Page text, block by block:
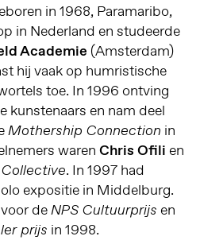
in 1968, Paramaribo,
in Nederland en studeerde
Academie (Amsterdam)
hij vaak op humristische
toe. In 1996 ontving
kunstenaars en nam deel
Mothership Connection in
waren Chris Ofili en
. In 1997 had
expositie in Middelburg.
deNPS Cultuurprijs en
prijs in 1998.